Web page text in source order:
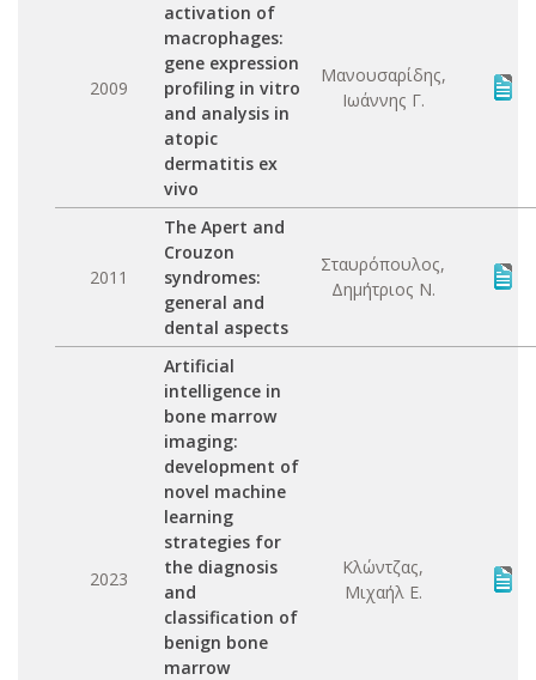
2009
activation of
macrophages:
gene expression
profiling in vitro
and analysis in
atopic
dermatitis ex
vivo
Μανουσαρίδης,
Ιωάννης Γ.
2011
The Apert and
Crouzon
syndromes:
general and
dental aspects
Σταυρόπουλος,
Δημήτριος Ν.
2023
Artificial
intelligence in
bone marrow
imaging:
development of
novel machine
learning
strategies for
the diagnosis
and
classification of
benign bone
marrow
Κλώντζας,
Μιχαήλ Ε.